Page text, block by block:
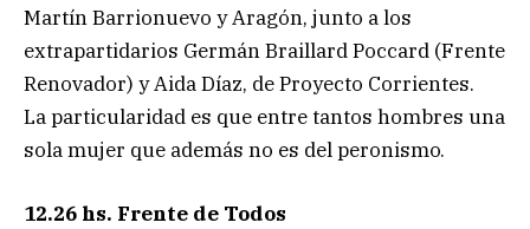
Martín Barrionuevo y Aragón, junto a los
extrapartidarios Germán Braillard Poccard (Frente
Renovador) y Aida Díaz, de Proyecto Corrientes.
La particularidad es que entre tantos hombres una
sola mujer que además no es del peronismo.
12.26 hs. Frente de Todos